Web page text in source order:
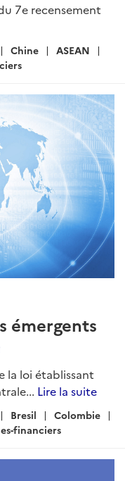
7e recensement
Chine
ASEAN
émergents
la loi établissant
Lire la suite
Bresil
Colombie
financiers